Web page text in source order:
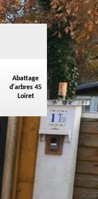
Abattage
d'arbres 45
Loiret